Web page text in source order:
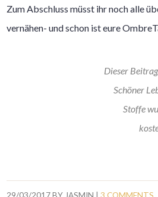
Zum Abschluss müsst ihr noch alle
vernähen- und schon ist eure
Dieser
Schöner
Stoffe
29/03/2017BY JASMIN |3 COMMENTS